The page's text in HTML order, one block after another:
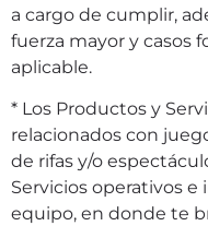
a cargo de cumplir,
fuerza mayor y casos
aplicable.
* Los Productos y
relacionados con
de rifas y/o
Servicios operativos
equipo, en donde te